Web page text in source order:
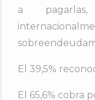
a
El 39,5%
El 65,6% cobra